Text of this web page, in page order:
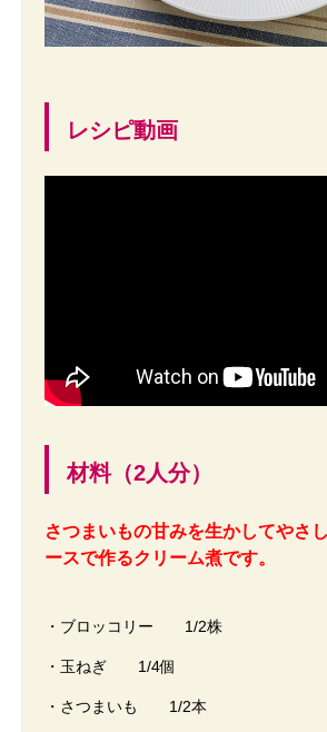
レシピ動画
材料（2人分）
さつまいもの甘みを生かしてやさ
ースで作るクリーム煮です。
・ブロッコリー 1/2株
・玉ねぎ 1/4個
・さつまいも 1/2本